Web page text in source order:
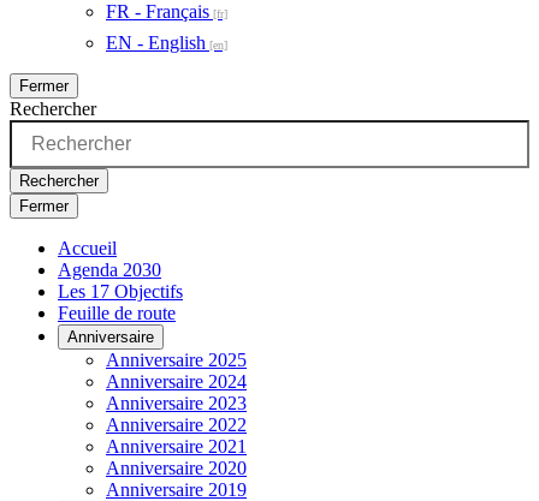
FR - Français
EN - English
Fermer
Rechercher
Rechercher
Fermer
Accueil
Agenda 2030
Les 17 Objectifs
Feuille de route
Anniversaire
Anniversaire 2025
Anniversaire 2024
Anniversaire 2023
Anniversaire 2022
Anniversaire 2021
Anniversaire 2020
Anniversaire 2019